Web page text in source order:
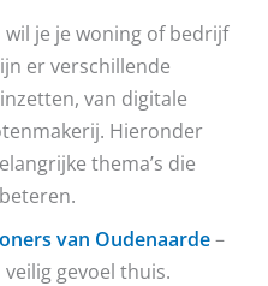
je je woning of bedrijf
er verschillende
van digitale
Hieronder
thema’s die
van Oudenaarde–
gevoel thuis.